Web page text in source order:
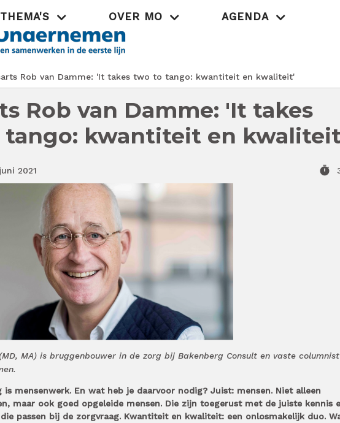
THEMA'S OVER MO AGENDA
Rob van Damme: 'It takes two to tango: kwantiteit en kwaliteit'
Rob van Damme: 'It takes
kwantiteit en
2021 timer
MA) is bruggenbouwer in de zorg bij Bakenberg Consult en vaste
is mensenwerk. En wat heb je daarvoor nodig? Juist: mensen. Niet alleen
maar ook goed opgeleide mensen. Die zijn toegerust met de juiste kennis
passen bij de zorgvraag. Kwantiteit en kwaliteit: een onlosmakelijk duo.